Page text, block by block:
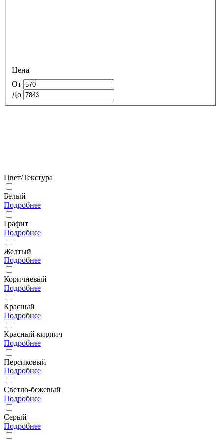
Цена
От
До
Цвет/Текстура
Белый
Подробнее
Графит
Подробнее
Желтый
Подробнее
Коричневый
Подробнее
Красный
Подробнее
Красный-кирпич
Подробнее
Персиковый
Подробнее
Светло-бежевый
Подробнее
Серый
Подробнее